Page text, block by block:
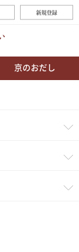
新規登録
京のおだし